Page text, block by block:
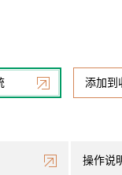
添加到
操作说